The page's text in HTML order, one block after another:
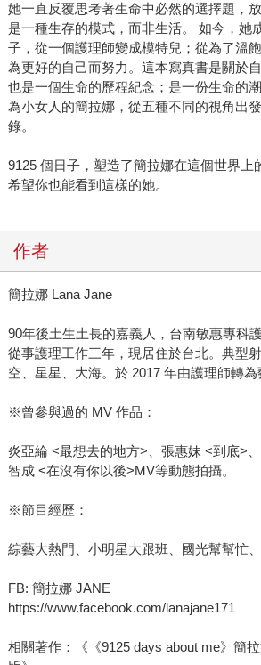
她一直反覆思考著生命中必然的選擇題，
是一種生存的模式，而非生活。 如今，她
子，從一個護理師變成模特兒；從為了溫
為更好的自己而努力。這本寫真書是關於
也是一個生命的歷程紀念；是一份生命的
為小女人的簡拉娜，從五種不同的視角出
錄。
9125 個日子，塑造了簡拉娜在這個世界上
希望你也能看到這樣的她。
作者
簡拉娜 Lana Jane
90年後土生土長的嘉義人，台南敏惠專科
從事護理工作三年，現居住於台北。典型
空、星星、大海。於 2017 年由護理師轉為
※曾參與過的 MV 作品：
炎亞綸 <最想去的地方>、張惠妹 <到底>
智成 <在沒有你以後>MV等動態拍攝。
※節目經歷：
綜藝大熱門、小明星大跟班、國光幫幫忙
FB: 簡拉娜 JANE
https://www.facebook.com/lanajane171
相關著作：《《9125 days about me》簡